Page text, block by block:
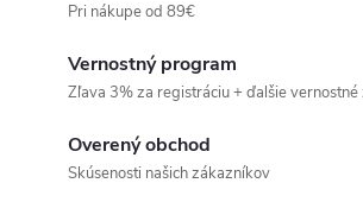
Pri nákupe od 89€
Vernostný program
Zľava 3% za registráciu + ďalšie
Overený obchod
Skúsenosti našich zákazníkov